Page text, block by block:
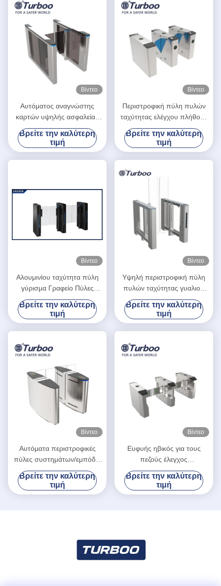
Βίντεο
Αυτόματος αναγνώστης
καρτών υψηλής ασφαλείας
RFID περιστροφικών πυλών
πυλών ταχύτητας 100-240V
με την αβούρτσιστη σερβο
μηχανή
Βρείτε την καλύτερη
τιμή
Βίντεο
Περιστροφική πύλη πυλών
ταχύτητας ελέγχου πλήθους
με 35 άτομα/λ. διέλευσης το
χρονικό
Βρείτε την καλύτερη
τιμή
Βίντεο
Αλουμινίου ταχύτητα πύλη
γύρισμα Γραφείο Πύλες
Ασφάλειας Πρόσβαση
Πρόσβαση Πύλη Πεζών
Βρείτε την καλύτερη
τιμή
Βίντεο
Υψηλή περιστροφική πύλη
πυλών ταχύτητας γυαλιού
ελέγχου προσπέλασης RFID
με τη υψηλή ασφάλεια για το
κτίριο γραφείων
Βρείτε την καλύτερη
τιμή
Βίντεο
Αυτόματα περιστροφικές
πύλες συστημάτων/εμπόδια
ελέγχου προσπέλασης και
τάση μηχανών του Γκέιτς
24V
Βρείτε την καλύτερη
τιμή
Βίντεο
Ευφυής ηβικός για τους
πεζούς έλεγχος
προσπέλασης πυλών για το
λιανικό έλεγχο πλήθους
Βρείτε την καλύτερη
τιμή